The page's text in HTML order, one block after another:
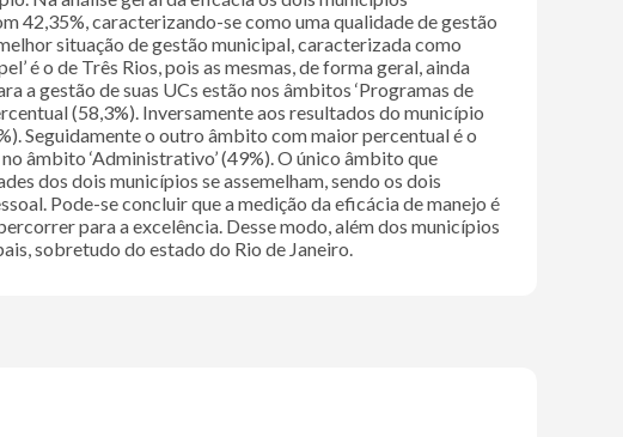
42,35%, caracterizando-se como uma qualidade de gestão
situação de gestão municipal, caracterizada como
é o de Três Rios, pois as mesmas, de forma geral, ainda
a gestão de suas UCs estão nos âmbitos ‘Programas de
(58,3%). Inversamente aos resultados do município
Seguidamente o outro âmbito com maior percentual é o
âmbito ‘Administrativo’ (49%). O único âmbito que
dos dois municípios se assemelham, sendo os dois
Pode-se concluir que a medição da eficácia de manejo é
para a excelência. Desse modo, além dos municípios
sobretudo do estado do Rio de Janeiro.